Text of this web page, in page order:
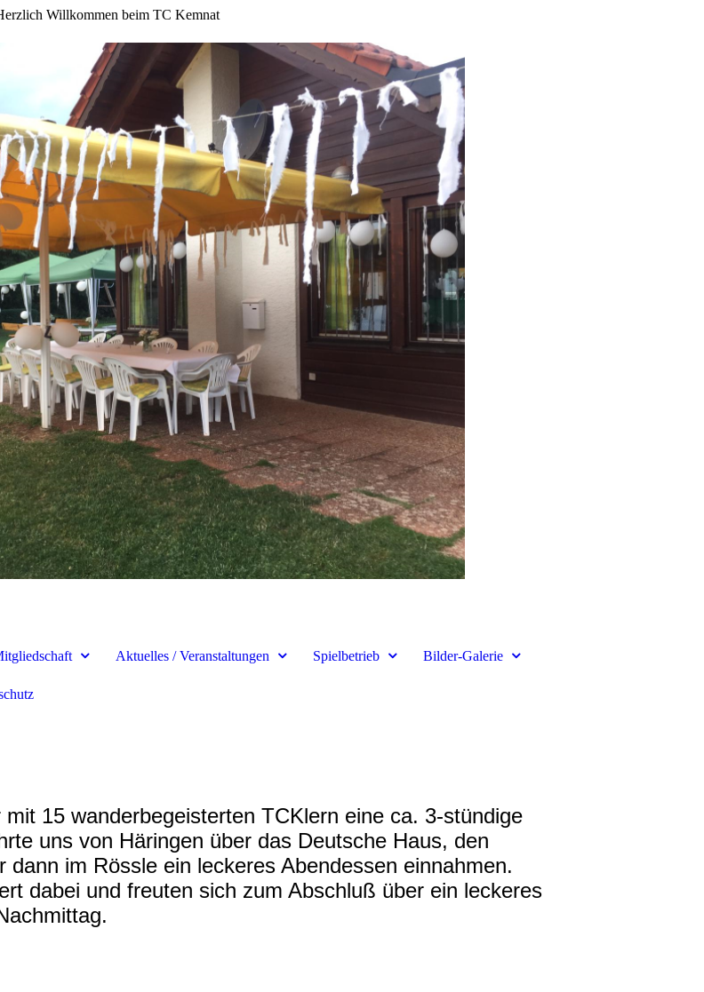
Willkommen beim TC Kemnat
Aktuelles / Veranstaltungen Spielbetrieb Bilder-Galerie
15 wanderbegeisterten TCKlern eine ca. 3-stündige
uns von Häringen über das Deutsche Haus, den
im Rössle ein leckeres Abendessen einnahmen.
dabei und freuten sich zum Abschluß über ein leckeres